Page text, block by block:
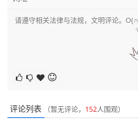
评论列表 （暂无评论， 152人围观）